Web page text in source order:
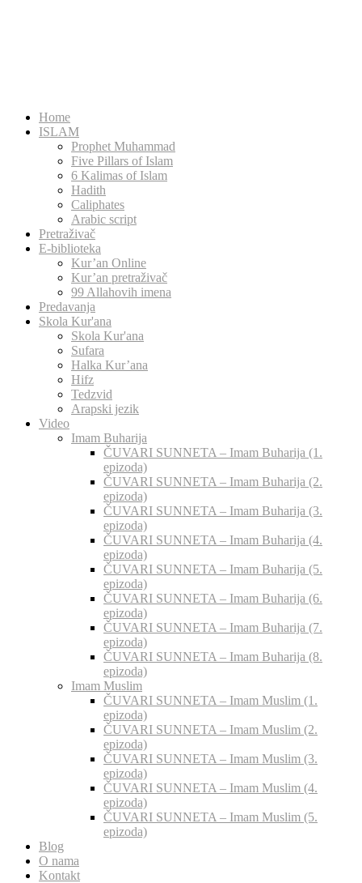
Home
ISLAM
Prophet Muhammad
Five Pillars of Islam
6 Kalimas of Islam
Hadith
Caliphates
Arabic script
Pretraživač
E-biblioteka
Kur’an Online
Kur’an pretraživač
99 Allahovih imena
Predavanja
Skola Kur'ana
Skola Kur'ana
Sufara
Halka Kur’ana
Hifz
Tedzvid
Arapski jezik
Video
Imam Buharija
ČUVARI SUNNETA – Imam Buharija (1.
epizoda)
ČUVARI SUNNETA – Imam Buharija (2.
epizoda)
ČUVARI SUNNETA – Imam Buharija (3.
epizoda)
ČUVARI SUNNETA – Imam Buharija (4.
epizoda)
ČUVARI SUNNETA – Imam Buharija (5.
epizoda)
ČUVARI SUNNETA – Imam Buharija (6.
epizoda)
ČUVARI SUNNETA – Imam Buharija (7.
epizoda)
ČUVARI SUNNETA – Imam Buharija (8.
epizoda)
Imam Muslim
ČUVARI SUNNETA – Imam Muslim (1.
epizoda)
ČUVARI SUNNETA – Imam Muslim (2.
epizoda)
ČUVARI SUNNETA – Imam Muslim (3.
epizoda)
ČUVARI SUNNETA – Imam Muslim (4.
epizoda)
ČUVARI SUNNETA – Imam Muslim (5.
epizoda)
Blog
O nama
Kontakt